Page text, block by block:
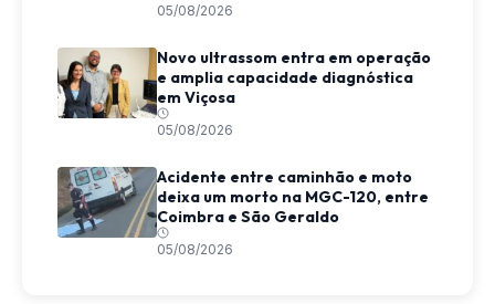
05/08/2026
Novo ultrassom entra em operação
e amplia capacidade diagnóstica
em Viçosa
05/08/2026
Acidente entre caminhão e moto
deixa um morto na MGC-120, entre
Coimbra e São Geraldo
05/08/2026